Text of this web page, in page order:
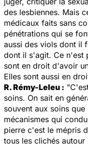
des lesbiennes. Mais
médicaux faits sans
pénétrations qui se
aussi des viols dont il
dont il s'agit. Ce n'est
sont en droit d'avoir
Elles sont aussi en
R. Rémy-Leleu :
soins. On sait en
souvent aux soins
mécanismes qui
pierre c'est le mépris
tous les clichés